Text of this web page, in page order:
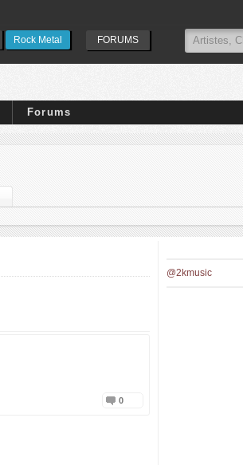
Rock Metal FORUMS
Forums
0
@2kmusic